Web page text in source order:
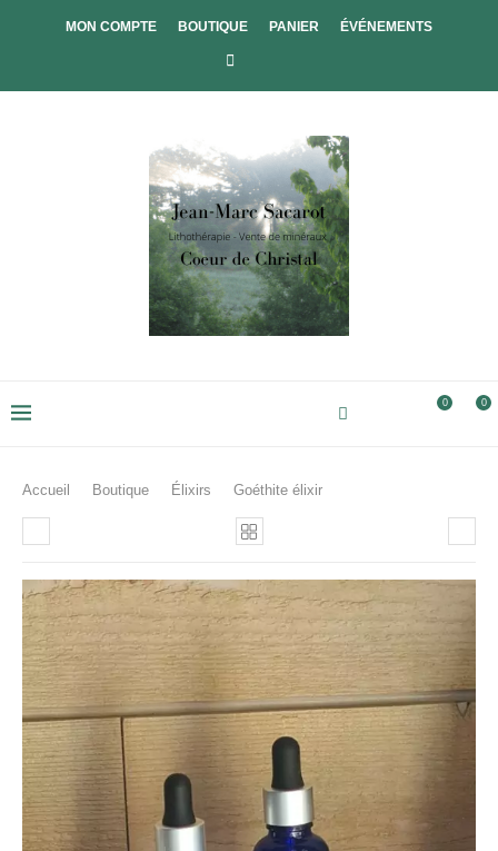
MON COMPTE BOUTIQUE PANIER ÉVÉNEMENTS
0 0
Accueil Boutique Élixirs Goéthite élixir